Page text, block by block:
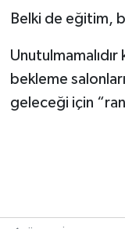
Belki de eğitim,
bekleme
geleceği için